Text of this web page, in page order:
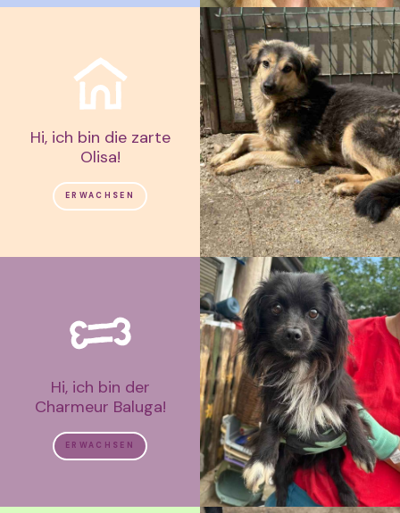
Hi, ich bin die zarte
Olisa!
ERWACHSEN
Hi, ich bin der
Charmeur Baluga!
ERWACHSEN